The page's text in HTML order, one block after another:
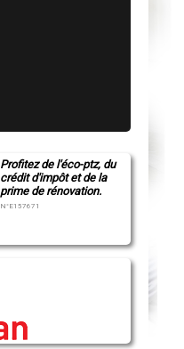
Profitez de l'éco-ptz, du
crédit d'impôt et de la
prime de rénovation.
N°E157671